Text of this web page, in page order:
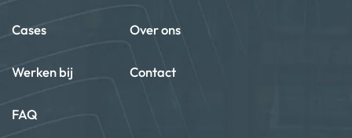
Cases Over ons
Werken bij Contact
FAQ